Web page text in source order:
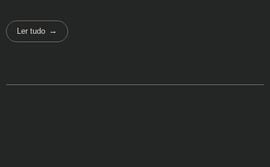
Ler tudo